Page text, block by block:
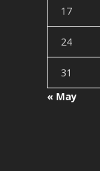
17
24
31
« May